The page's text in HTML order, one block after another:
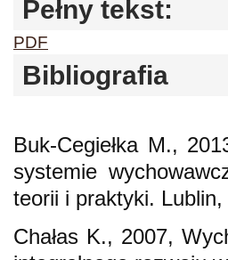
Pełny tekst:
PDF
Bibliografia
Buk-Cegiełka M.,
systemie
teorii i praktyki. Lublin,
Chałas K., 2007,